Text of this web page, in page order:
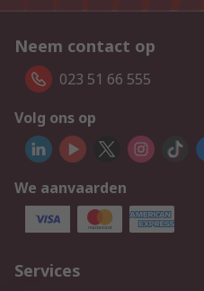
Neem contact op
023 51 66 555
Volg ons op
We aanvaarden
Services